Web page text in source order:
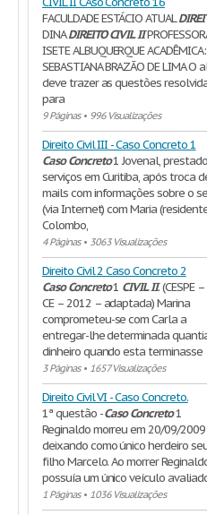
FACULDADE ESTÁCIO ATUAL
DINADIREITOCIVILII
ISETE ALBUQUERQUE ACADÊMICA:
SEBASTIANA BRAZÃO DE LIMA O
deve trazer as questões
para
9 Páginas• 996 Visualizações
Direito Civil III - Caso Concreto 1
Caso Concreto1 Jovenal,
serviços em Curitiba, após troca
mails com informações sobre o
(via Internet) com Maria
Colombo,
4 Páginas• 3063 Visualizações
Direito Civil 2 Caso Concreto 2
Caso Concreto1 CIVILII. (CESPE –
CE – 2012 – adaptada) Marina
comprometeu-se com Carla a
entregar-lhe determinada
dinheiro quando esta terminasse
3 Páginas• 1657 Visualizações
Direito Civil VI - Caso Concreto.
1ª questão -Caso Concreto1
Reginaldo morreu em 20/09/2009
deixando como único herdeiro
filho Marcelo. Ao morrer
possuía um único veículo
1 Páginas• 1036 Visualizações